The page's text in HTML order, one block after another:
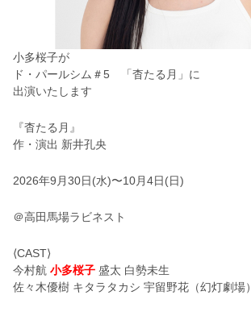
小多桜子が
ド・パールシム＃5 「杳たる月」に
出演いたします
『杳たる⽉』
作・演出 新井孔央
2026年9⽉30⽇(⽔)〜10⽉4⽇(⽇)
＠⾼⽥⾺場ラビネスト
⟨CAST⟩
今村航 ⼩多桜⼦ 盛太 ⽩勢未⽣
佐々⽊優樹 キタラタカシ 宇留野花（幻灯劇場）